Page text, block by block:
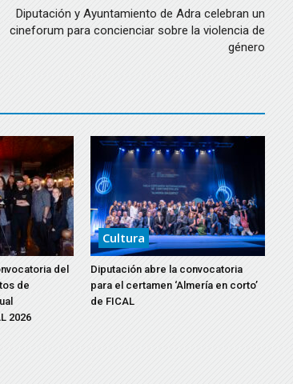
Diputación y Ayuntamiento de Adra celebran un
cineforum para concienciar sobre la violencia de
género
del
de
2026
Cultura
Diputación abre la convocatoria
para el certamen ‘Almería en corto’
de FICAL